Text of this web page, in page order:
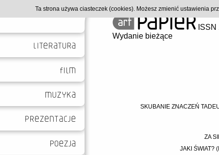
Wydanie bieżące
SKUBANIE ZNACZEŃ
ZA
JAKI ŚWIAT?
Ta strona używa ciasteczek (cookies). Możesz zmienić ustawienia